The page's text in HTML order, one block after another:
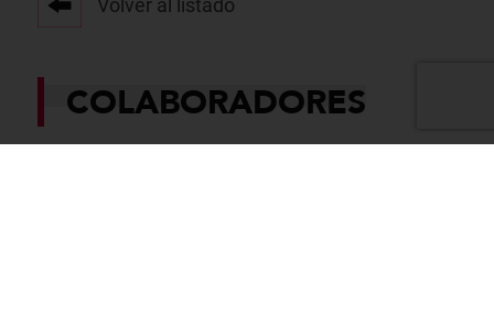
Volver al listado
COLABORADORES